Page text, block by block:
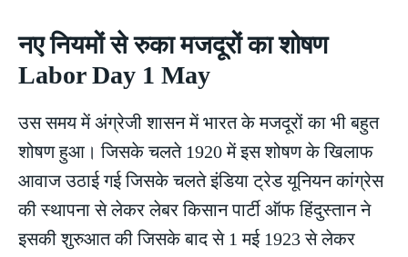
नए नियमों से रुका मजदूरों का शोषण
Labor Day 1 May
उस समय में अंग्रेजी शासन में भारत के मजदूरों का भी बहुत
शोषण हुआ। जिसके चलते 1920 में इस शोषण के खिलाफ
आवाज उठाई गई जिसके चलते इंडिया ट्रेड यूनियन कांग्रेस
की स्थापना से लेकर लेबर किसान पार्टी ऑफ हिंदुस्तान ने
इसकी शुरुआत की जिसके बाद से 1 मई 1923 से लेकर